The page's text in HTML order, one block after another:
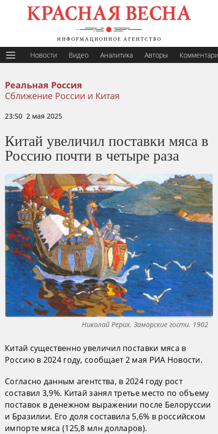
Новости Видео Аналитика Авторы
Реальная Россия
Сближение России и Китая
23:50 2 мая 2025
Китай увеличил поставки мяса в
Россию почти в четыре раза
Николай Рерих. Заморские гости. 1902
Китай существенно увеличил поставки мяса в
Россию в 2024 году, сообщает 2 мая РИА Новости.
Согласно данным агентства, в 2024 году рост
составил 3,9%. Китай занял третье место по объему
поставок в денежном выражении после Белоруссии
и Бразилии. Его доля составила 5,6% в российском
импорте мяса (125,8 млн долларов).